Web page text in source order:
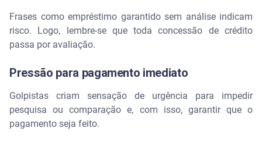
Frases como empréstimo garantido sem análise indicam
risco. Logo, lembre-se que toda concessão de crédito
passa por avaliação.
Pressão para pagamento imediato
Golpistas criam sensação de urgência para impedir
pesquisa ou comparação e, com isso, garantir que o
pagamento seja feito.